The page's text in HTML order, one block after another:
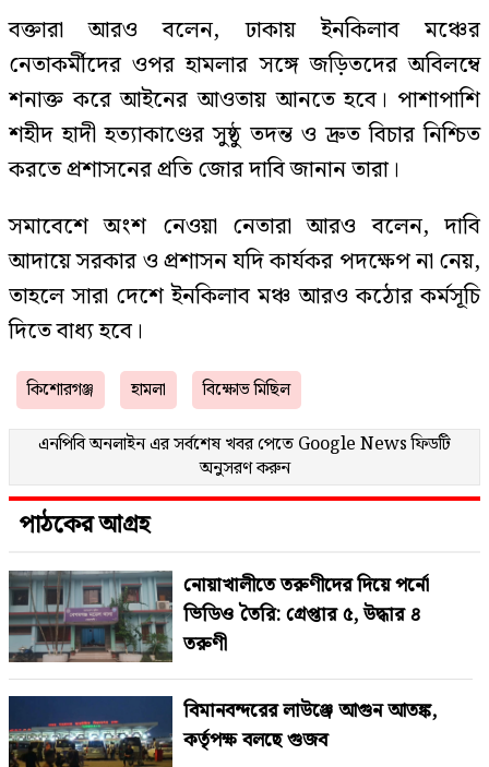
বক্তারা আরও বলেন, ঢাকায় ইনকিলাব মঞ্চের
নেতাকর্মীদের ওপর হামলার সঙ্গে জড়িতদের অবিলম্বে
শনাক্ত করে আইনের আওতায় আনতে হবে। পাশাপাশি
শহীদ হাদী হত্যাকাণ্ডের সুষ্ঠু তদন্ত ও দ্রুত বিচার নিশ্চিত
করতে প্রশাসনের প্রতি জোর দাবি জানান তারা।
সমাবেশে অংশ নেওয়া নেতারা আরও বলেন, দাবি
আদায়ে সরকার ও প্রশাসন যদি কার্যকর পদক্ষেপ না নেয়,
তাহলে সারা দেশে ইনকিলাব মঞ্চ আরও কঠোর কর্মসূচি
দিতে বাধ্য হবে।
কিশোরগঞ্জ হামলা
বিক্ষোভ মিছিল
এনপিবি অনলাইন এর সর্বশেষ খবর পেতে Google Newsফিডটি
অনুসরণ করুন
পাঠকের আগ্রহ
নোয়াখালীতে তরুণীদের দিয়ে পর্নো
ভিডিও তৈরি: গ্রেপ্তার ৫, উদ্ধার ৪
তরুণী
বিমানবন্দরের লাউঞ্জে আগুন আতঙ্ক,
কর্তৃপক্ষ বলছে গুজব